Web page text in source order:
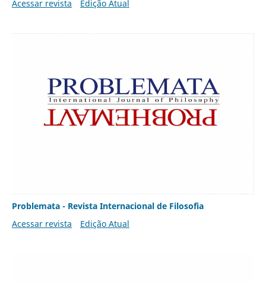
Acessar revista
Edição Atual
Problemata - Revista Internacional de Filosofia
Acessar revista
Edição Atual